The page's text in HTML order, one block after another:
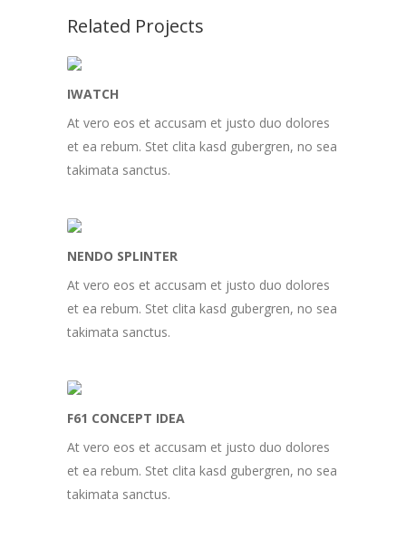
Related Projects
IWATCH
At vero eos et accusam et justo duo dolores
et ea rebum. Stet clita kasd gubergren, no sea
takimata sanctus.
NENDO SPLINTER
At vero eos et accusam et justo duo dolores
et ea rebum. Stet clita kasd gubergren, no sea
takimata sanctus.
F61 CONCEPT IDEA
At vero eos et accusam et justo duo dolores
et ea rebum. Stet clita kasd gubergren, no sea
takimata sanctus.